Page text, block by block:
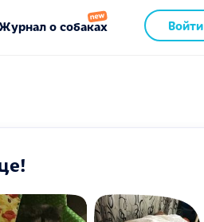
Войти
о собаках